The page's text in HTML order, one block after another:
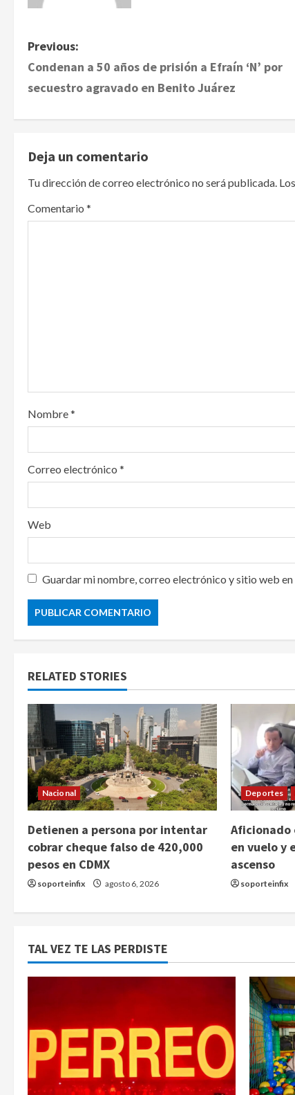
P
o
n
a
v
o
n
Previous:
Condenan a 50 años de prisión a Efraín ‘N’ por
secuestro agravado en Benito Juárez
Deja un comentario
Tu dirección de correo electrónico no será publicada.
Comentario *
Nombre*
Correo electrónico *
Web
Guardar mi nombre, correo electrónico y sitio web
RELATED STORIES
Nacional
Detienen a persona por intentar
cobrar cheque falso de 420,000
pesos en CDMX
soporteinfix agosto 6, 2026
Deportes
Aficionado
en vuelo y
ascenso
soporteinfix
TAL VEZ TE LAS PERDISTE